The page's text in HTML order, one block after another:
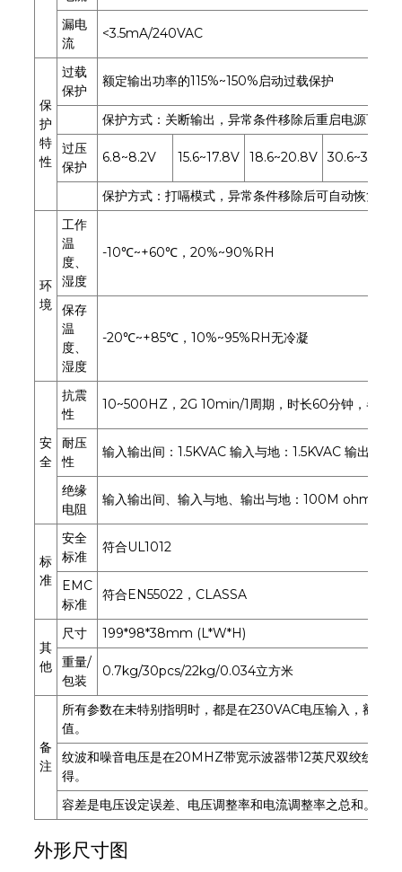
漏电
流
<3.5mA/240VAC
保
护
特
性
过载
保护
额定输出功率的115%~150%启动过载保护
保护方式：关断输出，异常条件移除后重启电源可恢
过压
保护
6.8~8.2V 15.6~17.8V 18.6~20.8V 30.6~33.2V
保护方式：打嗝模式，异常条件移除后可自动恢复
环
境
工作
温
度、
湿度
-10℃~+60℃，20%~90%RH
保存
温
度、
湿度
-20℃~+85℃，10%~95%RH无冷凝
安
全
抗震
性
10~500HZ，2G 10min/1周期，时长60分钟，各轴
耐压
性
输入输出间：1.5KVAC 输入与地：1.5KVAC 输出与地
绝缘
电阻
输入输出间、输入与地、输出与地：100M ohms/
标
准
安全
标准
符合UL1012
EMC
标准
符合EN55022，CLASSA
其
他
尺寸
199*98*38mm (L*W*H)
重量/
包装
0.7kg/30pcs/22kg/0.034立方米
备
注
所有参数在未特别指明时，都是在230VAC电压输入，额定
值。
纹波和噪音电压是在20MHZ带宽示波器带12英尺双绞线末
得。
容差是电压设定误差、电压调整率和电流调整率之总和。
外形尺寸图